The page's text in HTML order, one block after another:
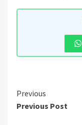
Previous
Previous Post